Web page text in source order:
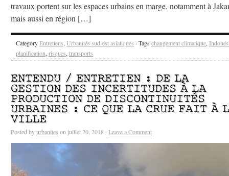
travaux portent sur les espaces urbains en marge, notamment à
mais aussi en région […]
CategoryEntretiens, Urbanités sud-est asiatiques · Tags changement climatique,
planification, risques, transports
ENTENDU / ENTRETIEN : DE LA
GESTION DES INCERTITUDES À LA
PRODUCTION DE DISCONTINUITÉS
URBAINES : CE QUE LA CRUE FAIT À
VILLE
Posted byurbanites on juillet 20, 2018 · Leave a Comment